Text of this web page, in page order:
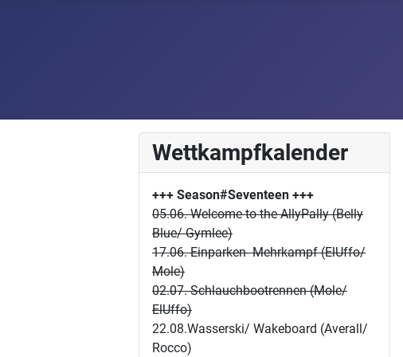
Wettkampfkalender
+++ Season#Seventeen +++
05.06. Welcome to the AllyPally (Belly
Blue/ Gymlee)
17.06. Einparken- Mehrkampf (ElUffo/
Mole)
02.07. Schlauchbootrennen (Mole/
ElUffo)
22.08.Wasserski/ Wakeboard (Averall/
Rocco)